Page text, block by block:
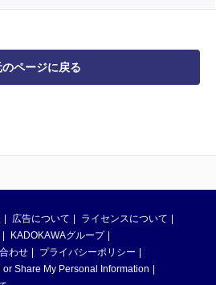
のページに戻る
広告について
ライセンスについて
KADOKAWAグループ
わせ
プライバシーポリシー
or Share My Personal Information